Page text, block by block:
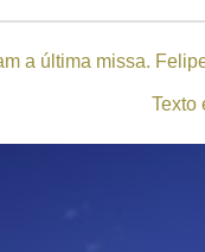
a última missa.
Texto